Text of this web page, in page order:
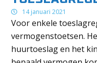
14 januari 2021
Voor enkele
vermogenstoetsen.
huurtoeslag en het